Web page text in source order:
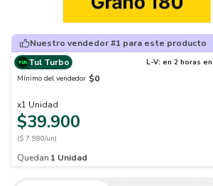
Nuestro vendedor #1 para este producto
Tul Turbo
L-V: en 2 horas
Mínimo del vendedor $0
x1 Unidad
$39.900
($ 7.980/un)
Quedan 1 Unidad